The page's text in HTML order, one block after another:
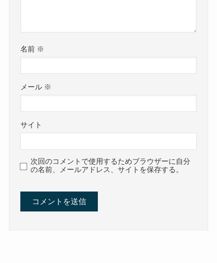
名前 ※
メール ※
サイト
次回のコメントで使用するためブラウザーに自分
の名前、メールアドレス、サイトを保存する。